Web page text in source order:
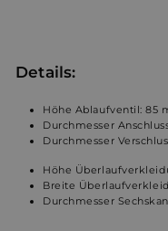
Details:
Höhe Ablaufventil: 85
Durchmesser
Durchmesser
Höhe
Breite
Durchmesser